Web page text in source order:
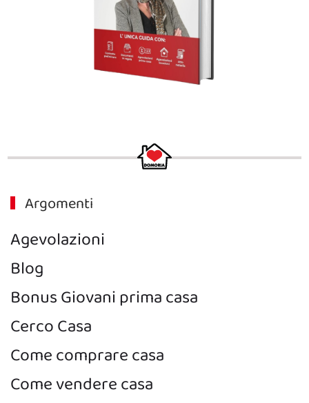
Argomenti
Agevolazioni
Blog
Bonus Giovani prima casa
Cerco Casa
Come comprare casa
Come vendere casa